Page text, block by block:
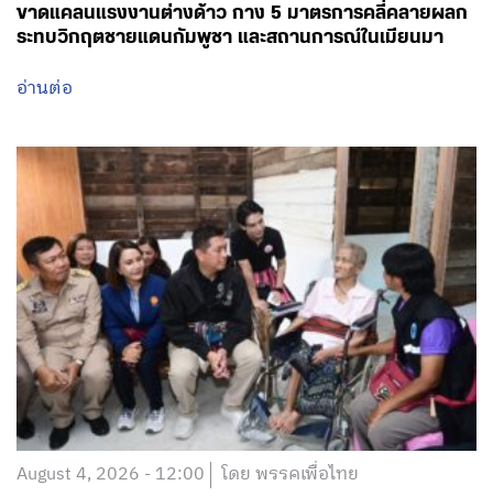
ขาดแคลนแรงงานต่างด้าว กาง 5 มาตรการคลี่คลายผลก
ระทบวิกฤตชายแดนกัมพูชา และสถานการณ์ในเมียนมา
อ่านต่อ
August 4, 2026 - 12:00 โดย พรรคเพื่อไทย